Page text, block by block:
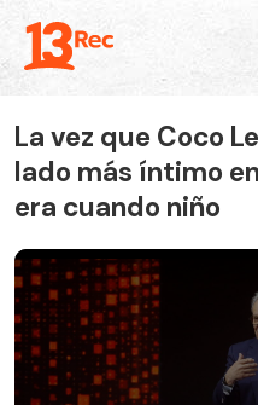
La vez que Coco
lado más íntimo
era cuando niño